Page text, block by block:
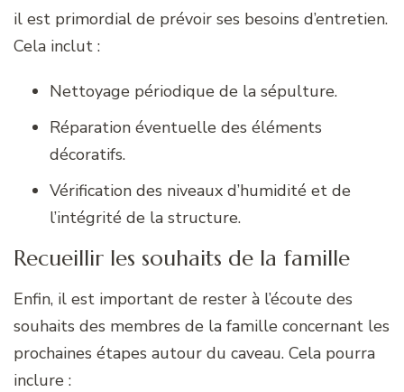
il est primordial de prévoir ses besoins d’entretien.
Cela inclut :
Nettoyage périodique de la sépulture.
Réparation éventuelle des éléments
décoratifs.
Vérification des niveaux d’humidité et de
l’intégrité de la structure.
Recueillir les souhaits de la famille
Enfin, il est important de rester à l’écoute des
souhaits des membres de la famille concernant les
prochaines étapes autour du caveau. Cela pourra
inclure :